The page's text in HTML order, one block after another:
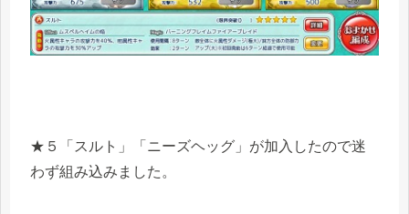
★５「スルト」「ニーズヘッグ」が加入したので迷
わず組み込みました。